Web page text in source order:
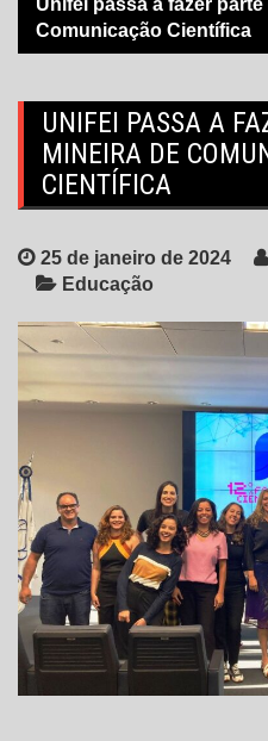
Unifei passa a fazer
Comunicação Científica
UNIFEI PASSA A
MINEIRA DE
CIENTÍFICA
25 de janeiro de 2024
Educação